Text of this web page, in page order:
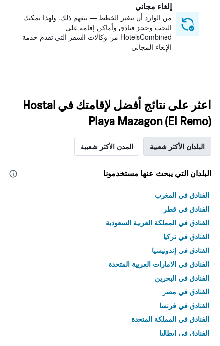
إلغاء مجاني
من الوارد أن تتغير الخطط — نتفهم ذلك. ولهذا يمكنك
البحث وحجز فنادق وأماكن إقامة على
HotelsCombined من وكالات السفر التي تقدم خدمة
الإلغاء المجاني
اعثر على نتائج أفضل لإقامتك في Hostal
Playa Mazagon (El Remo)
البلدان الأكثر شعبية المدن الأكثر شعبية
البلدان التي يبحث عنها مستخدمونا
الفنادق في المغرب
الفنادق في قطر
الفنادق في المملكة العربية السعودية
الفنادق في تركيا
الفنادق في إندونيسيا
الفنادق في الامارات العربية المتحدة
الفنادق في البحرين
الفنادق في مصر
الفنادق في فرنسا
الفنادق في المملكة المتحدة
الفنادق في إيطاليا